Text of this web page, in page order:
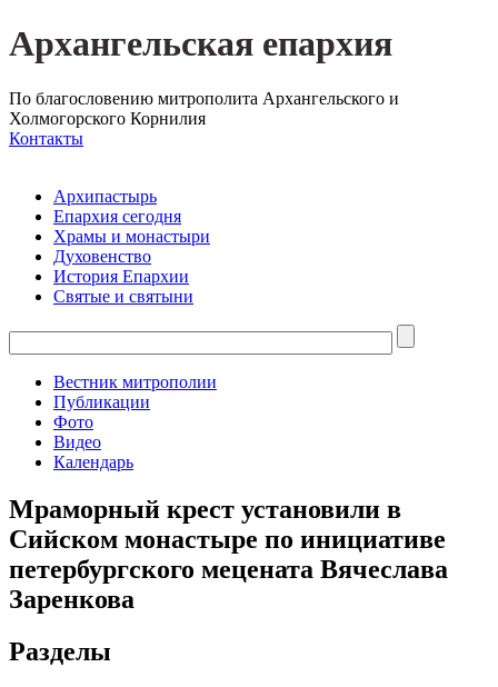
Архангельская епархия
По благословению митрополита Архангельского и
Холмогорского Корнилия
Контакты
Архипастырь
Епархия сегодня
Храмы и монастыри
Духовенство
История Епархии
Святые и святыни
Вестник митрополии
Публикации
Фото
Видео
Календарь
Мраморный крест установили в
Сийском монастыре по инициативе
петербургского мецената Вячеслава
Заренкова
Разделы